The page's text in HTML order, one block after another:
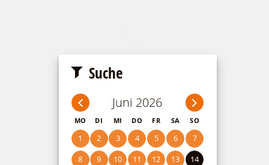
Suche
Juni 2026
MO DI MI DO FR SA SO
1 2 3 4 5 6
7
8
9 10 11 12 13
14